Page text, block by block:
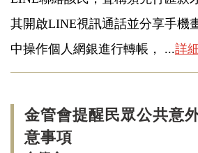
其開啟LINE視訊通話並分享手機
中操作個人網銀進行轉帳， ...詳
金管會提醒民眾公共意
意事項